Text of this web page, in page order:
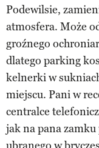
Podewilsie,
atmosfera. Może
groźnego
dlatego parking
kelnerki w
miejscu. Pani w
centralce
jak na pana zamku